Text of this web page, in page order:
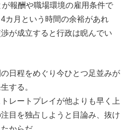
報酬や職場環境の雇用条件で
カ月という時間の余裕があれ
が成立すると行政は睨んでい
日程をめぐり今ひとつ足並みが
する。
レートプレイが他よりも早く上
目を独占しようと目論み、抜け